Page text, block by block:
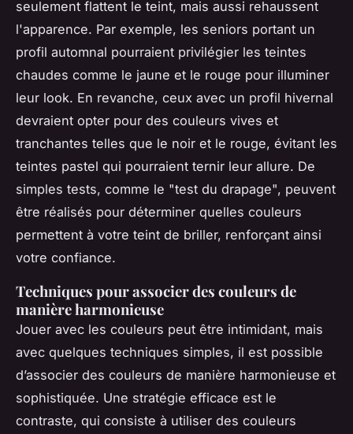
seulement flattent le teint, mais aussi rehaussent
l'apparence. Par exemple, les seniors portant un
profil automnal pourraient privilégier les teintes
chaudes comme le jaune et le rouge pour illuminer
leur look. En revanche, ceux avec un profil hivernal
devraient opter pour des couleurs vives et
tranchantes telles que le noir et le rouge, évitant les
teintes pastel qui pourraient ternir leur allure. De
simples tests, comme le "test du drapage", peuvent
être réalisés pour déterminer quelles couleurs
permettent à votre teint de briller, renforçant ainsi
votre confiance.
Techniques pour associer des couleurs de
manière harmonieuse
Jouer avec les couleurs peut être intimidant, mais
avec quelques techniques simples, il est possible
d’associer des couleurs de manière harmonieuse et
sophistiquée. Une stratégie efficace est le
contraste, qui consiste à utiliser des couleurs